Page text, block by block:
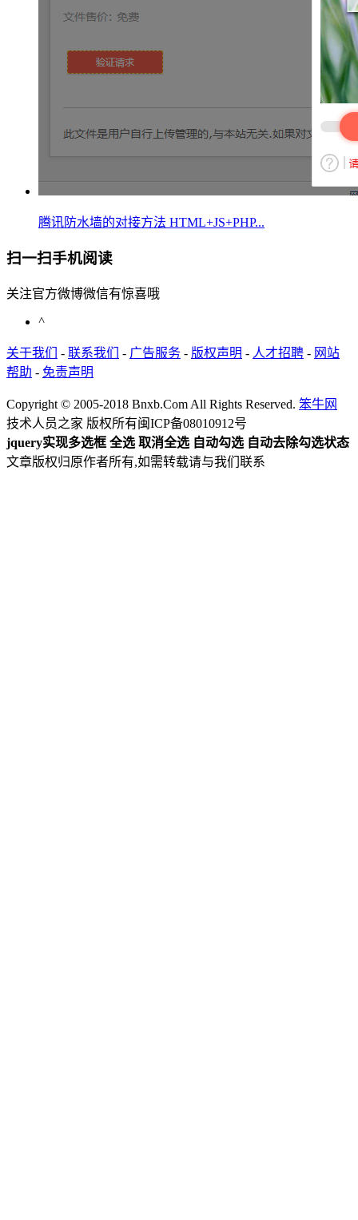
腾讯防水墙的对接方法 HTML+JS+PHP...
扫一扫手机阅读
关注官方微博微信有惊喜哦
^
关于我们 - 联系我们 - 广告服务 - 版权声明 - 人才招聘 - 网站
帮助 - 免责声明
Copyright © 2005-2018 Bnxb.Com All Rights Reserved. 笨牛网
技术人员之家 版权所有闽ICP备08010912号
jquery实现多选框 全选 取消全选 自动勾选 自动去除勾选状态
文章版权归原作者所有,如需转载请与我们联系